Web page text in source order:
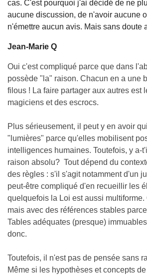
cas. C'est pourquoi j'ai décidé de ne
aucune discussion, de n'avoir aucune
n'émettre aucun avis. Mais sans doute
Jean-Marie Q
Oui c'est compliqué parce que dans
possède "la" raison. Chacun en a une
filous ! La faire partager aux autres est
magiciens et des escrocs.
Plus sérieusement, il peut y en avoir
"lumières" parce qu'elles mobilisent
intelligences humaines. Toutefois, y a-
raison absolu? Tout dépend du
des règles : s'il s'agit notamment d'un
peut-être compliqué d'en recueillir les
quelquefois la Loi est aussi
mais avec des références stables
Tables adéquates (presque)
donc.
Toutefois, il n'est pas de pensée sans
Même si les hypothèses et concepts